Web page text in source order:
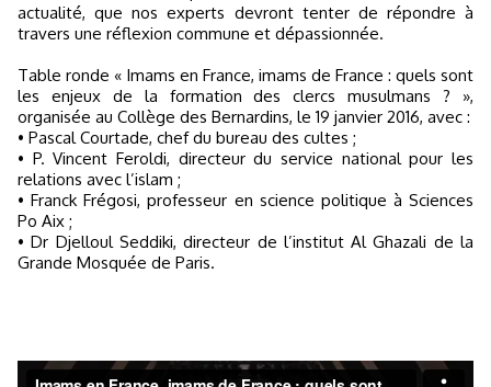
actualité, que nos experts devront tenter de répondre à
travers une réflexion commune et dépassionnée.
Table ronde « Imams en France, imams de France : quels sont
les enjeux de la formation des clercs musulmans ? »,
organisée au Collège des Bernardins, le 19 janvier 2016, avec :
• Pascal Courtade, chef du bureau des cultes ;
• P. Vincent Feroldi, directeur du service national pour les
relations avec l’islam ;
• Franck Frégosi, professeur en science politique à Sciences
Po Aix ;
• Dr Djelloul Seddiki, directeur de l’institut Al Ghazali de la
Grande Mosquée de Paris.